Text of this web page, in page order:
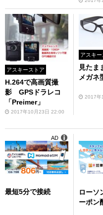
アスキーストア
H.264で高画質撮
影 GPSドラレコ
「Preimer」
2017年10月23日 22:00
アスキ
見たま
メガネ
2017年
最短5分で接続
AD
ローソ
ーポン